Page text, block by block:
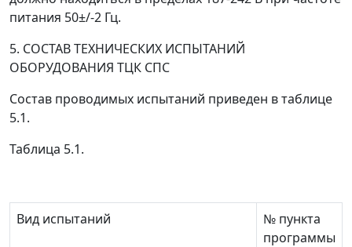
питания 50±/-2 Гц.
5. СОСТАВ ТЕХНИЧЕСКИХ ИСПЫТАНИЙ
ОБОРУДОВАНИЯ ТЦК СПС
Состав проводимых испытаний приведен в таблице
5.1.
Таблица 5.1.
Вид испытаний
№ пункта
программы